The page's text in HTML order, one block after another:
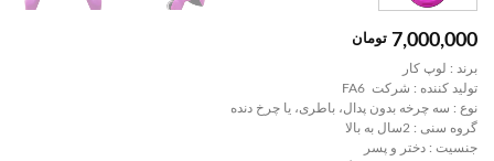
7,000,000 تومان
برند : لوپ کار
تولید کننده : شرکت FA6
نوع : سه چرخه بدون پدال، باطری، یا چرخ دنده
گروه سنی : 2سال به بالا
جنسیت : دختر و پسر